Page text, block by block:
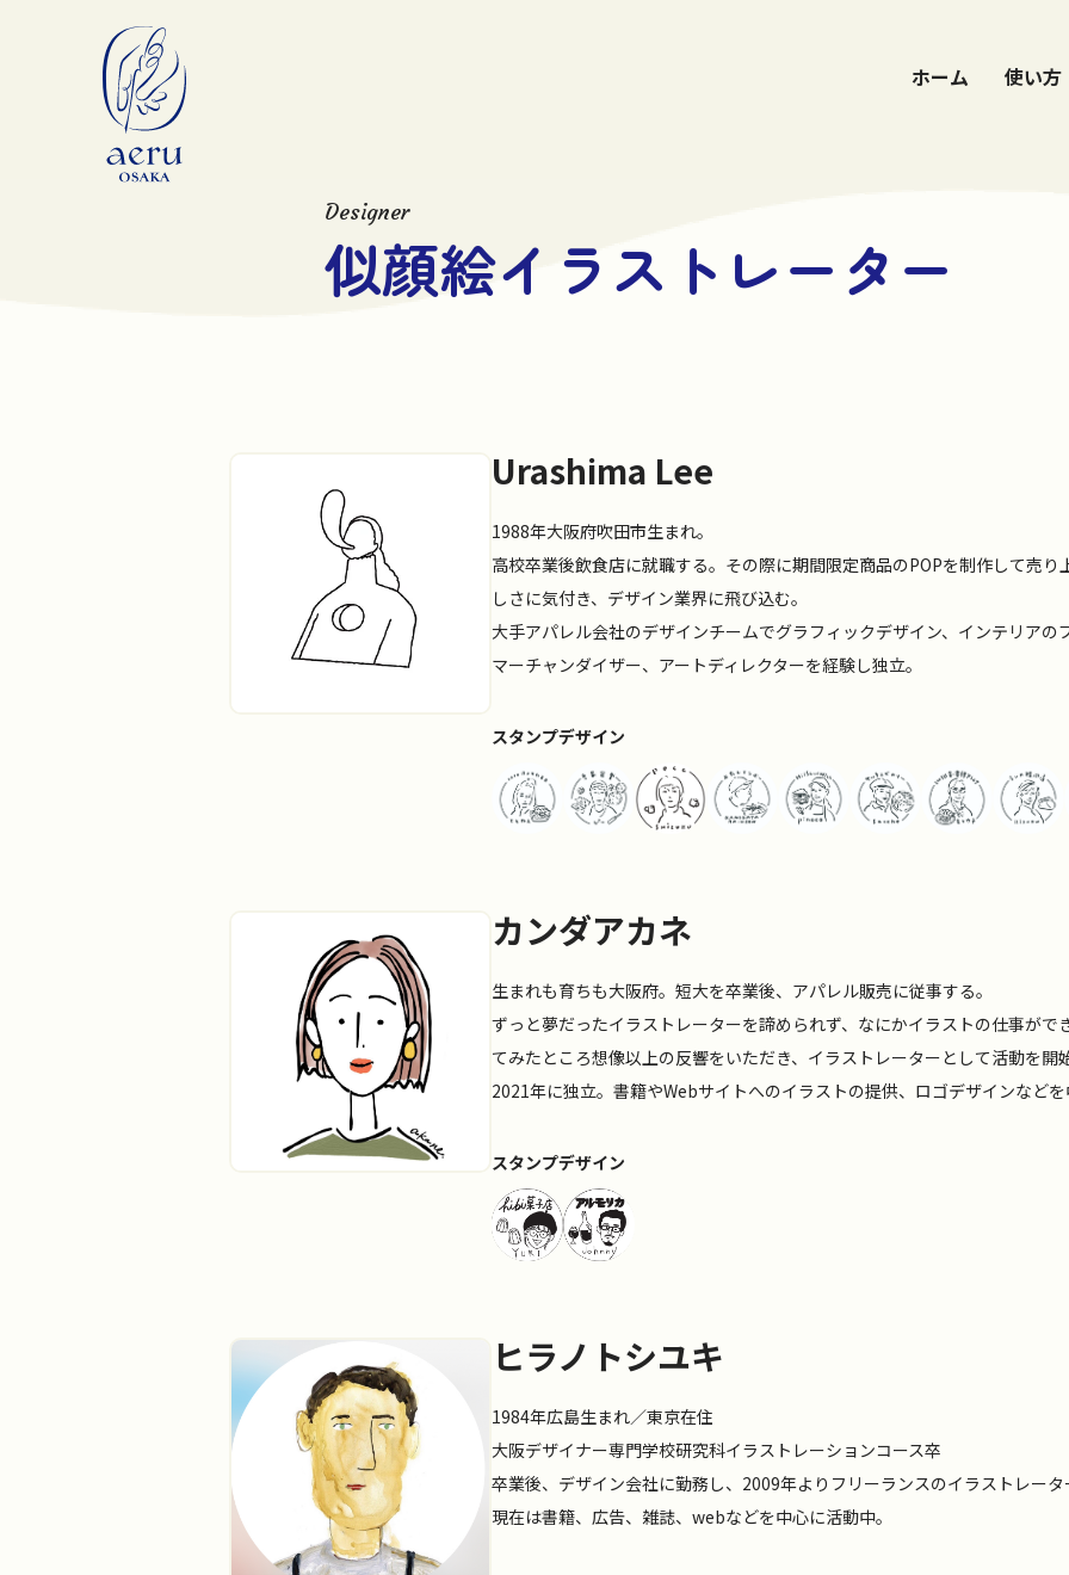
ホーム 使い方
Designer
似顔絵イラストレーター
Urashima Lee
1988年大阪府吹田市生まれ。
高校卒業後飲食店に就職する。その際に期間限定商品のPOPを制作して売
しさに気付き、デザイン業界に飛び込む。
大手アパレル会社のデザインチームでグラフィックデザイン、インテリア
マーチャンダイザー、アートディレクターを経験し独立。
スタンプデザイン
カンダアカネ
生まれも育ちも大阪府。短大を卒業後、アパレル販売に従事する。
ずっと夢だったイラストレーターを諦められず、なにかイラストの仕事が
てみたところ想像以上の反響をいただき、イラストレーターとして活動を開
2021年に独立。書籍やWebサイトへのイラストの提供、ロゴデザインなどを
スタンプデザイン
ヒラノトシユキ
1984年広島生まれ／東京在住
大阪デザイナー専門学校研究科イラストレーションコース卒
卒業後、デザイン会社に勤務し、2009年よりフリーランスのイラストレータ
現在は書籍、広告、雑誌、webなどを中心に活動中。